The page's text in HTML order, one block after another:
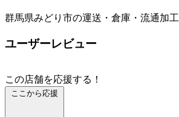
群馬県みどり市の運送・倉庫・流通加工
ユーザーレビュー
この店舗を応援する！
ここから応援